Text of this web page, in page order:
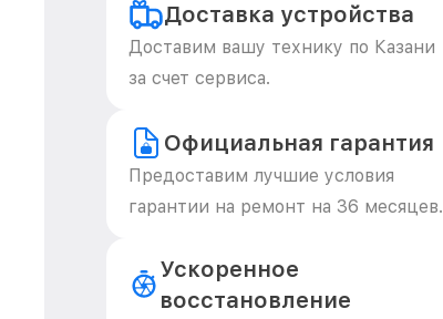
Доставка устройства
Доставим вашу технику по Казани
за счет сервиса.
Официальная гарантия
Предоставим лучшие условия
гарантии на ремонт на 36 месяцев.
Ускоренное
восстановление